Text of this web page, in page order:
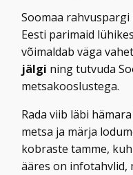
Soomaa
Eesti parimaid
võimaldab väga
jälgi ning tutvuda
metsakooslustega.
Rada viib läbi
metsa ja märja
kobraste tamme,
ääres on infotahvlid,